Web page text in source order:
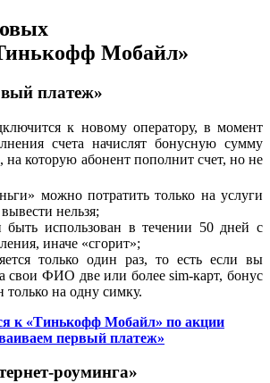
Мобайл»
платеж»
к новому оператору, в момент
счета начислят бонусную сумму
которую абонент пополнит счет, но не
можно потратить только на услуги
нельзя;
быть использован в течении 50 дней с
иначе «сгорит»;
только один раз, то есть если вы
свои ФИО две или более sim-карт, бонус
только на одну симку.
к «Тинькофф Мобайл» по акции
первый платеж»
роуминга»